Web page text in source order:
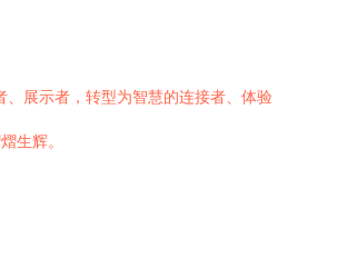
、展示者，转型为智慧的连接者、体验
生辉。